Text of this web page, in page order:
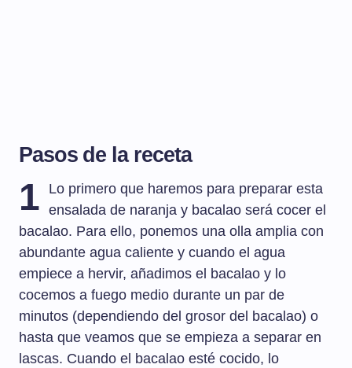
Pasos de la receta
1
Lo primero que haremos para preparar esta
ensalada de naranja y bacalao será cocer el
bacalao. Para ello, ponemos una olla amplia con
abundante agua caliente y cuando el agua
empiece a hervir, añadimos el bacalao y lo
cocemos a fuego medio durante un par de
minutos (dependiendo del grosor del bacalao) o
hasta que veamos que se empieza a separar en
lascas. Cuando el bacalao esté cocido, lo